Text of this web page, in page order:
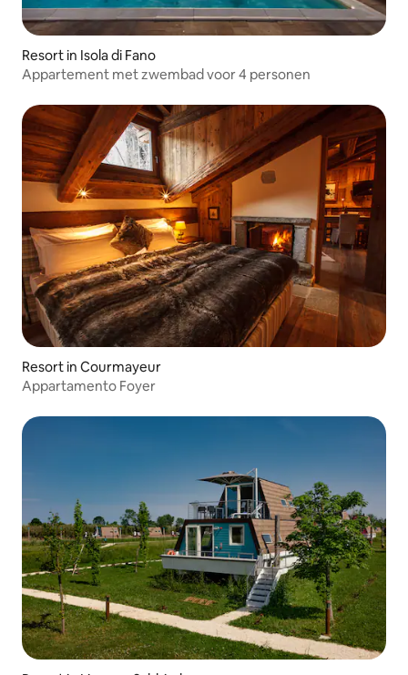
Resort in Isola di Fano
Appartement met zwembad voor 4 personen
Resort in Courmayeur
Appartamento Foyer